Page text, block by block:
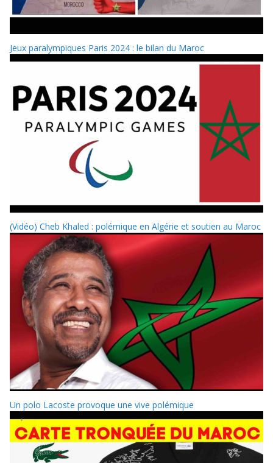
Jeux paralympiques Paris 2024 : le bilan du Maroc
(Vidéo) Cheb Khaled : polémique en Algérie et soutien au Maroc
Un polo Lacoste provoque une vive polémique